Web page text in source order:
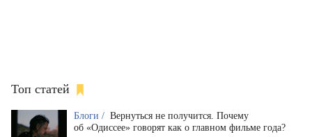
Топ статей
Блоги / Вернуться не получится. Почему
об «Одиссее» говорят как о главном фильме года?